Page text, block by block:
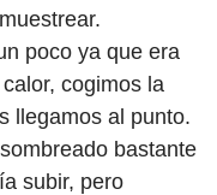
poco ya que era
cogimos la
llegamos al punto.
bastante
subir, pero